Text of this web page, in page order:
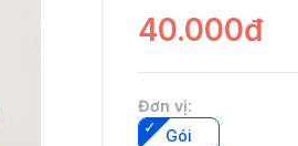
40.000đ
Đơn vị:
Gói